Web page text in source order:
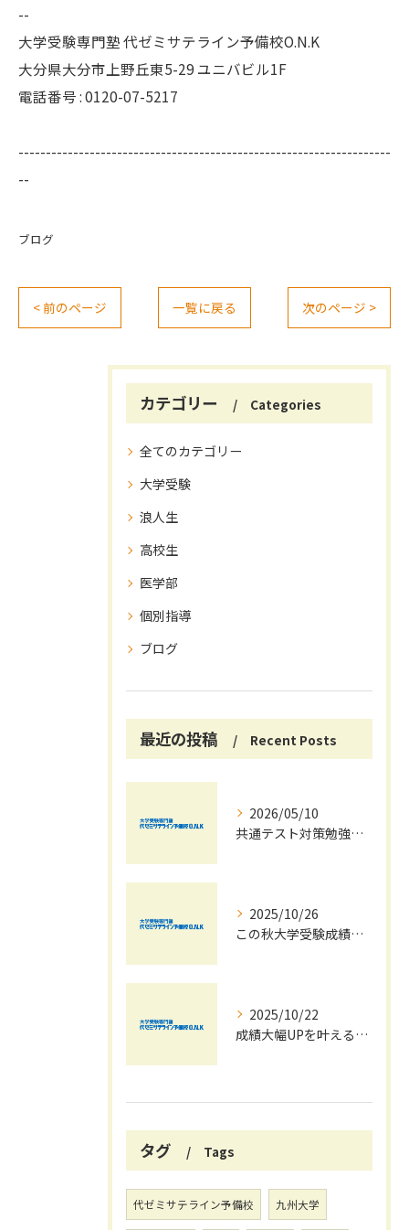
--
大学受験専門塾 代ゼミサテライン予備校O.N.K
大分県大分市上野丘東5-29 ユニバビル1F
電話番号 : 0120-07-5217
--------------------------------------------------------------------
--
ブログ
< 前のページ 一覧に戻る 次のページ >
カテゴリー Categories
全てのカテゴリー
大学受験
浪人生
高校生
医学部
個別指導
ブログ
最近の投稿 Recent Posts
2026/05/10
共通テスト対策勉強は早めに始めましょう！
2025/10/26
この秋大学受験成績大幅UPの秘訣
2025/10/22
成績大幅UPを叶える秋の効率学習法
タグ Tags
代ゼミサテライン予備校 九州大学